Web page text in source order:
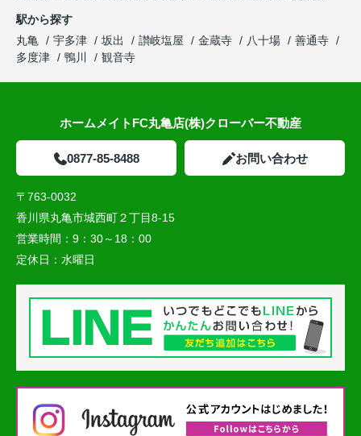
駅から探す
丸亀
宇多津 坂出 讃岐塩屋 金蔵寺 八十場
善通寺
多度津
鴨川 観音寺
ホームメイトFC丸亀店(株)クローバー不動産
0877-85-8488 お問い合わせ
〒763-0032
香川県丸亀市城西町２丁目8-15
営業時間： 9：30～18：00
定休日： 水曜日